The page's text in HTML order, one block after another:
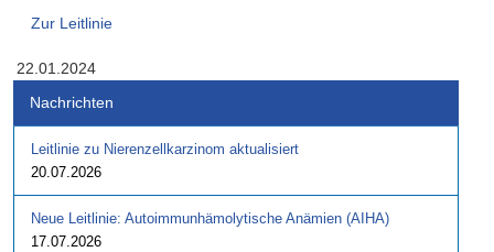
Zur Leitlinie
22.01.2024
Nachrichten
Leitlinie zu Nierenzellkarzinom aktualisiert
20.07.2026
Neue Leitlinie: Autoimmunhämolytische Anämien (AIHA)
17.07.2026